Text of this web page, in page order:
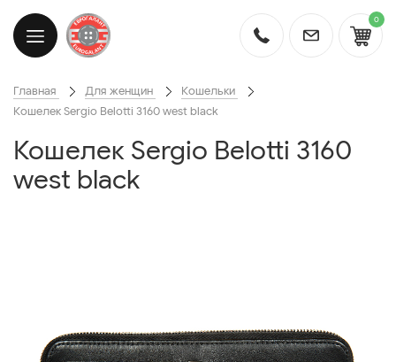
0
Главная Для женщин
Кошельки
Кошелек Sergio Belotti 3160 west black
Кошелек Sergio Belotti 3160
west black